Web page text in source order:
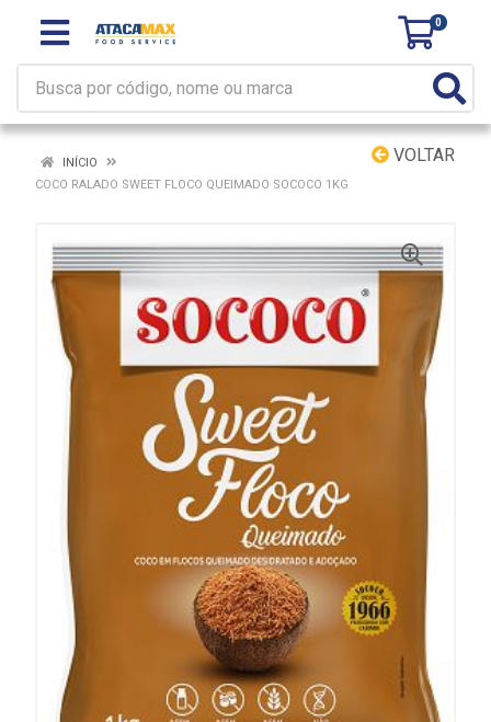
0
VOLTAR
INÍCIO
COCO RALADO SWEET FLOCO QUEIMADO SOCOCO 1KG